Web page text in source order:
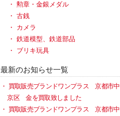
勲章・金銀メダル
古銭
カメラ
鉄道模型、鉄道部品
ブリキ玩具
最新のお知らせ一覧
買取販売ブランドワンプラス 京都市中
京区 金を買取致しました
買取販売ブランドワンプラス 京都市中